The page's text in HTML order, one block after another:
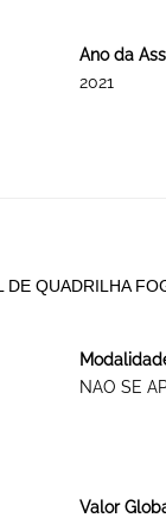
Ano da
2021
QUADRILHA
NAO SE
Valor